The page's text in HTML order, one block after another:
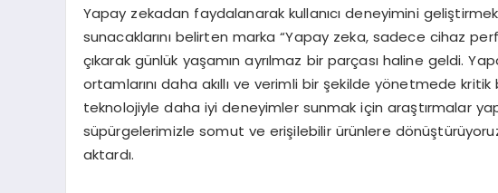
Yapay zekadan faydalanarak kullanıcı deneyimini
sunacaklarını belirten marka “Yapay zeka, sadece cihaz
çıkarak günlük yaşamın ayrılmaz bir parçası haline geldi.
ortamlarını daha akıllı ve verimli bir şekilde yönetmede
teknolojiyle daha iyi deneyimler sunmak için araştırmalar
süpürgelerimizle somut ve erişilebilir ürünlere
aktardı.